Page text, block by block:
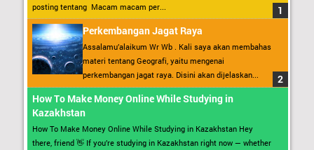
posting tentang Macam macam per...
Perkembangan Jagat Raya
Assalamu’alaikum Wr Wb . Kali saya akan membahas
materi tentang Geografi, yaitu mengenai
perkembangan jagat raya. Disini akan dijelaskan...
How To Make Money Online While Studying in
Kazakhstan
How To Make Money Online While Studying in Kazakhstan Hey
there, friend 👋 If you’re studying in Kazakhstan right now — whether